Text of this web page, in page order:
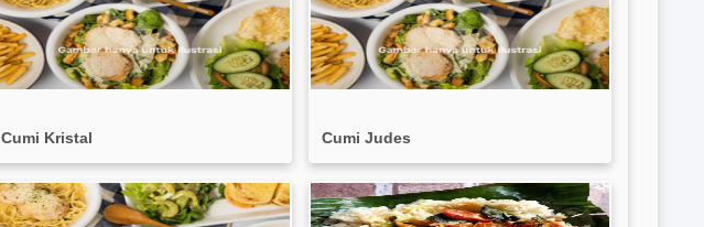
Cumi Kristal Cumi Judes